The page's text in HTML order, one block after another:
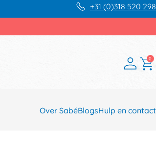
+31 (0)318 520 298
0
Over SabéBlogsHulp en contact